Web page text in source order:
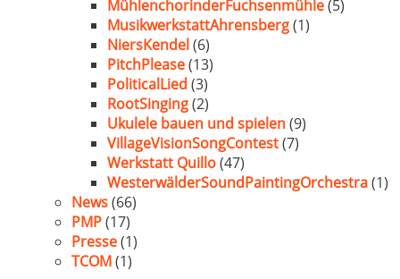
MühlenchorinderFuchsenmühle(5)
MusikwerkstattAhrensberg(1)
NiersKendel(6)
PitchPlease(13)
PoliticalLied (3)
RootSinging(2)
Ukulele bauen und spielen(9)
VillageVisionSongContest(7)
Werkstatt Quillo(47)
WesterwälderSoundPaintingOrchestra(1)
News(66)
PMP(17)
Presse(1)
TCOM(1)